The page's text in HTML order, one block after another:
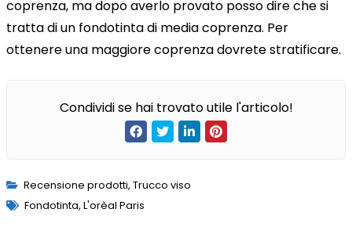
coprenza, ma dopo averlo provato posso dire che si
tratta di un fondotinta di media coprenza. Per
ottenere una maggiore coprenza dovrete stratificare.
Condividi se hai trovato utile l'articolo!
Recensione prodotti, Trucco viso
Fondotinta, L'orèal Paris